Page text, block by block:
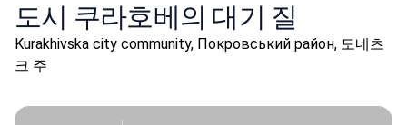
도시 쿠라호베의 대기 질
Kurakhivska city community, Покровський район, 도네츠
크 주